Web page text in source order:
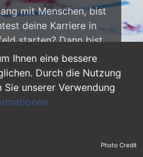
Ihnen eine bessere
Durch die Nutzung
unserer Verwendung
mit Menschen, bist
deine Karriere in
starten? Dann bist
genau richtig! Hier
und
– von klassischen
bis hin zu
Talente!
Photo Credit